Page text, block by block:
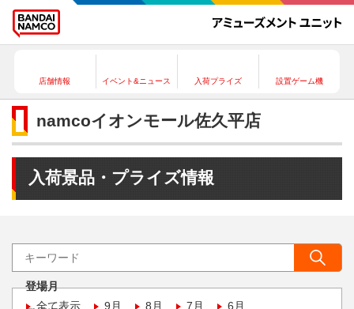
店舗情報 イベント&ニュース 入荷プライズ 設置ゲーム機
namcoイオンモール佐久平店
入荷景品・プライズ情報
登場月
全て表示
9月 8月 7月 6月